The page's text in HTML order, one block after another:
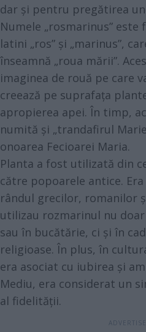
dar și pentru pregătirea
Numele „rosmarinus”
latini „ros” și „marinus”,
înseamnă „roua mării”.
imaginea de rouă pe care
creează pe suprafața
apropierea apei. În timp,
numită și „trandafirul
onoarea Fecioarei Maria.
Planta a fost utilizată din
către popoarele antice.
rândul grecilor, romanilor
utilizau rozmarinul nu
sau în bucătărie, ci și în
religioase. În plus, în
era asociat cu iubirea și
Mediu, era considerat un
al fidelității.